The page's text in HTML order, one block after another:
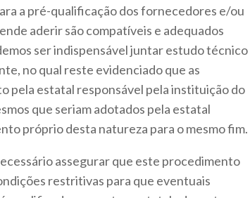
a pré-qualificação dos fornecedores e/ou
aderir são compatíveis e adequados
ser indispensável juntar estudo técnico
no qual reste evidenciado que as
pela estatal responsável pela instituição do
que seriam adotados pela estatal
próprio desta natureza para o mesmo fim.
assegurar que este procedimento
restritivas para que eventuais